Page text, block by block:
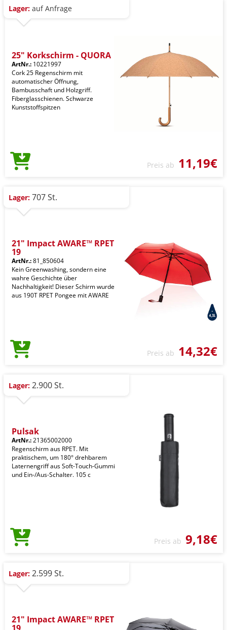
Lager: auf Anfrage
25" Korkschirm - QUORA
ArtNr.: 10221997
Cork 25 Regenschirm mit
automatischer Öffnung,
Bambusschaft und Holzgriff.
Fiberglasschienen. Schwarze
Kunststoffspitzen
Preis ab 11,19€
Lager: 707 St.
21" Impact AWARE™ RPET
19
ArtNr.:81_850604
Kein Greenwashing, sondern eine
wahre Geschichte über
Nachhaltigkeit! Dieser Schirm wurde
aus 190T RPET Pongee mit AWARE
Preis ab 14,32€
Lager: 2.900 St.
Pulsak
ArtNr.:21365002000
Regenschirm aus RPET. Mit
praktischem, um 180° drehbarem
Laternengriff aus Soft-Touch-Gummi
und Ein-/Aus-Schalter. 105 c
Preis ab 9,18€
Lager: 2.599 St.
21" Impact AWARE™ RPET